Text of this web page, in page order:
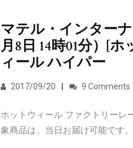
マテル・インター
月8日 14時01分）[
ィール ハイパー
2017/09/20 9 Comments
ホットウィール ファクトリーレ
象商品は、当日お届け可能です